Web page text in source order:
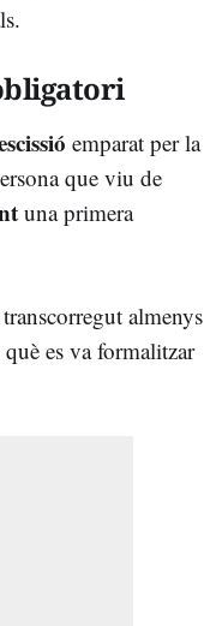
emparat per la
que viu de
una primera
almenys
es va formalitzar